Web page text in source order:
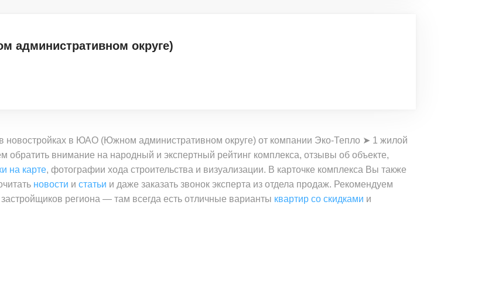
округе)
новостройках в ЮАО (Южном административном округе) от компании Эко-Тепло ➤ 1 жилой
внимание на народный и экспертный рейтинг комплекса, отзывы об объекте,
на карте, фотографии хода строительства и визуализации. В карточке комплекса Вы также
новости и статьи и даже заказать звонок эксперта из отдела продаж. Рекомендуем
региона — там всегда есть отличные варианты квартир со скидками и